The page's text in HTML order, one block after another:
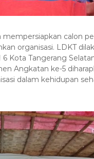
calon
organisasi. LDKT
Kota Tangerang
Angkatan ke-5
dalam kehidupan